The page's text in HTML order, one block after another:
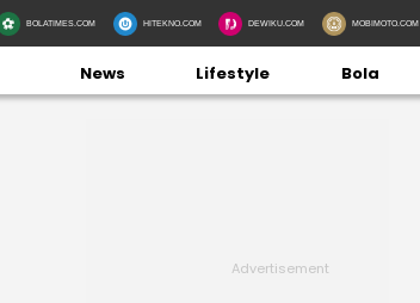
BOLATIMES.COM HITEKNO.COM DEWIKU.COM MOBIMOTO.COM
News Lifestyle Bola